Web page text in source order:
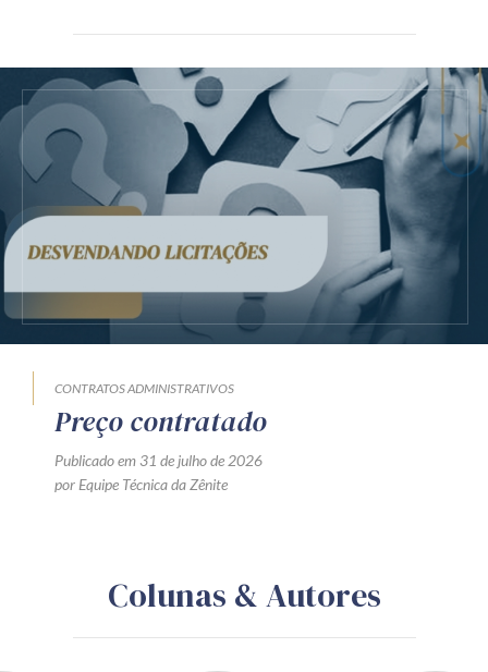
CONTRATOS ADMINISTRATIVOS
Preço contratado
Publicado em 31 de julho de 2026
por Equipe Técnica da Zênite
Colunas & Autores